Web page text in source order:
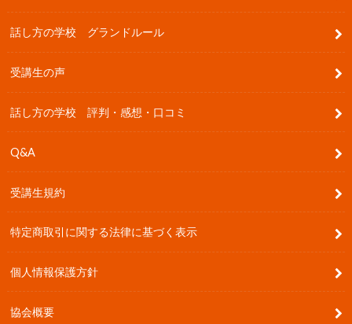
話し方の学校 グランドルール
受講生の声
話し方の学校 評判・感想・口コミ
Q&A
受講生規約
特定商取引に関する法律に基づく表示
個人情報保護方針
協会概要